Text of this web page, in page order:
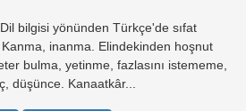
bilgisi yönünden Türkçe'de sıfat
Kanma, inanma. Elindekinden hoşnut
bulma, yetinme, fazlasını istememe,
düşünce. Kanaatkâr...